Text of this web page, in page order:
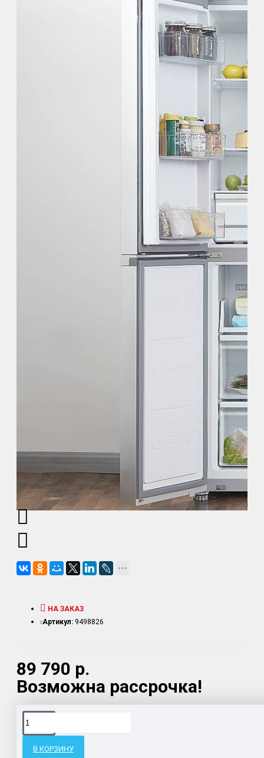
89 790 р.
Возможна рассрочка!
НА ЗАКАЗ
Артикул: 9498826
В КОРЗИНУ
Доставка товара по всему Таможенному союзу.